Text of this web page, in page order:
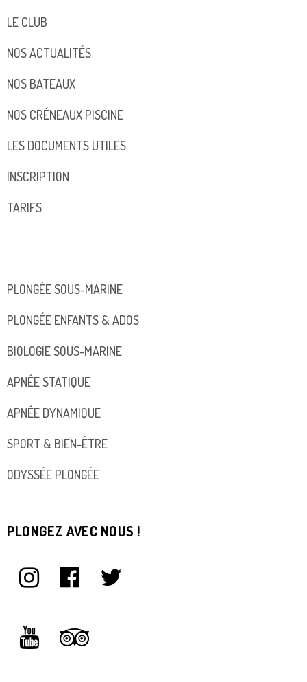
LE CLUB
NOS ACTUALITÉS
NOS BATEAUX
NOS CRÉNEAUX PISCINE
LES DOCUMENTS UTILES
INSCRIPTION
TARIFS
PLONGÉE SOUS-MARINE
PLONGÉE ENFANTS & ADOS
BIOLOGIE SOUS-MARINE
APNÉE STATIQUE
APNÉE DYNAMIQUE
SPORT & BIEN-ÊTRE
ODYSSÉE PLONGÉE
PLONGEZ AVEC NOUS !